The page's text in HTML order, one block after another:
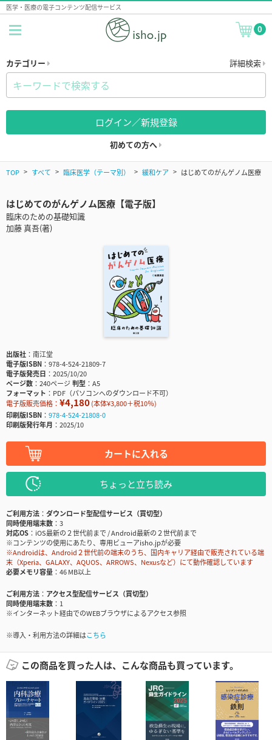
医学・医療の電子コンテンツ配信サービス
0
カテゴリー 詳細検索
ログイン／新規登録
初めての方へ
TOP すべて 臨床医学（テーマ別） 緩和ケア はじめてのがんゲノム医療
はじめてのがんゲノム医療【電子版】
臨床のための基礎知識
加藤 真吾(著)
出版社
南江堂
電子版ISBN
978-4-524-21809-7
電子版発売日
2025/10/20
ページ数
240ページ判型
A5
フォーマット
PDF（パソコンへのダウンロード不可）
電子版販売価格： ¥4,180(本体¥3,800＋税10％)
印刷版ISBN
978-4-524-21808-0
印刷版発行年月
2025/10
カートに入れる
ちょっと立ち読み
ご利用方法
ダウンロード型配信サービス（買切型）
同時使用端末数
3
対応OS
iOS最新の２世代前まで / Android最新の２世代前まで
※コンテンツの使用にあたり、専用ビューアisho.jpが必要
※Androidは、Android２世代前の端末のうち、国内キャリア経由で販売されている端
末（Xperia、GALAXY、AQUOS、ARROWS、Nexusなど）にて動作確認しています
必要メモリ容量
46 MB以上
ご利用方法
アクセス型配信サービス（買切型）
同時使用端末数
1
※インターネット経由でのWEBブラウザによるアクセス参照
※導入・利用方法の詳細はこちら
この商品を買った人は、こんな商品も買っています。